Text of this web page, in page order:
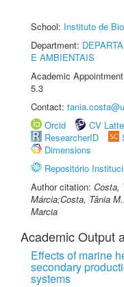
School: Instituto de
Department:
E AMBIENTAIS
Academic
5.3
Contact:
Orcid
CV
ResearcherID
Dimensions
Repositório
Author citation: Costa,
Márcia;Costa, Tânia
Marcia
Academic Output
Effects of marine
secondary
systems